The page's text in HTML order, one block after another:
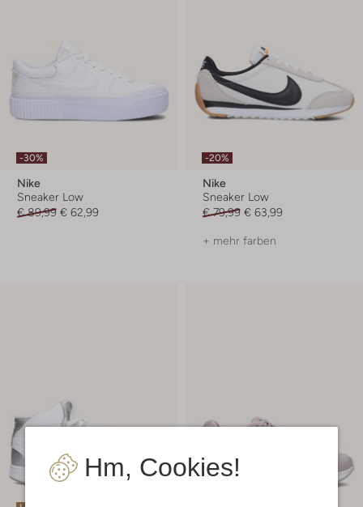
Hm, Cookies!
-30%
Nike
Sneaker Low
€ 89,99 € 62,99
-20%
Nike
Sneaker Low
€ 79,99 € 63,99
+ mehr farben